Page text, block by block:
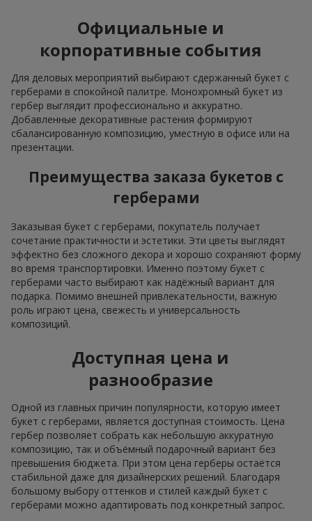
Официальные и
корпоративные события
Для деловых мероприятий выбирают сдержанный букет с
герберами в спокойной палитре. Монохромный букет из
гербер выглядит профессионально и аккуратно.
Добавленные декоративные растения формируют
сбалансированную композицию, уместную в офисе или на
презентации.
Преимущества заказа букетов с
герберами
Заказывая букет с герберами, покупатель получает
сочетание практичности и эстетики. Эти цветы выглядят
эффектно без сложного декора и хорошо сохраняют форму
во время транспортировки. Именно поэтому букет с
герберами часто выбирают как надёжный вариант для
подарка. Помимо внешней привлекательности, важную
роль играют цена, свежесть и универсальность
композиций.
Доступная цена и
разнообразие
Одной из главных причин популярности, которую имеет
букет с герберами, является доступная стоимость. Цена
гербер позволяет собрать как небольшую аккуратную
композицию, так и объёмный подарочный вариант без
превышения бюджета. При этом цена герберы остаётся
стабильной даже для дизайнерских решений. Благодаря
большому выбору оттенков и стилей каждый букет с
герберами можно адаптировать под конкретный запрос.